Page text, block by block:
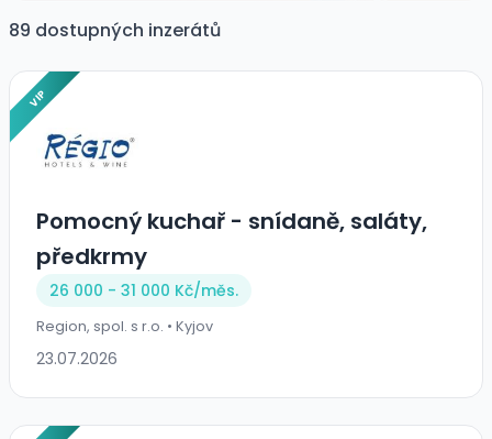
89 dostupných inzerátů
VIP
Pomocný kuchař - snídaně, saláty,
předkrmy
26 000 - 31 000 Kč/měs.
Region, spol. s r.o. • Kyjov
23.07.2026